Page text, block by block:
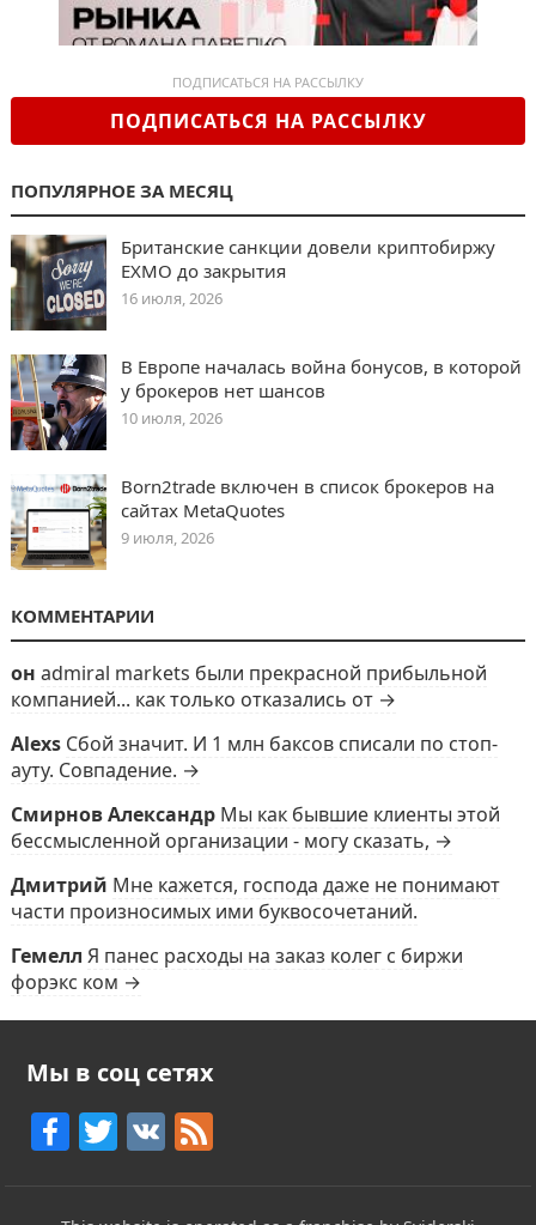
ПОДПИСАТЬСЯ НА РАССЫЛКУ
ПОДПИСАТЬСЯ НА РАССЫЛКУ
ПОПУЛЯРНОЕ ЗА МЕСЯЦ
Британские санкции довели криптобиржу
EXMO до закрытия
16 июля, 2026
В Европе началась война бонусов, в которой
у брокеров нет шансов
10 июля, 2026
Born2trade включен в список брокеров на
сайтах MetaQuotes
9 июля, 2026
КОММЕНТАРИИ
он admiral markets были прекрасной прибыльной
компанией... как только отказались от →
Alexs Сбой значит. И 1 млн баксов списали по стоп-
ауту. Совпадение. →
Смирнов Александр Мы как бывшие клиенты этой
бессмысленной организации - могу сказать, →
Дмитрий Мне кажется, господа даже не понимают
части произносимых ими буквосочетаний.
Гемелл Я панес расходы на заказ колег с биржи
форэкс ком →
Мы в соц сетях
F
c
T
itt
V F
e